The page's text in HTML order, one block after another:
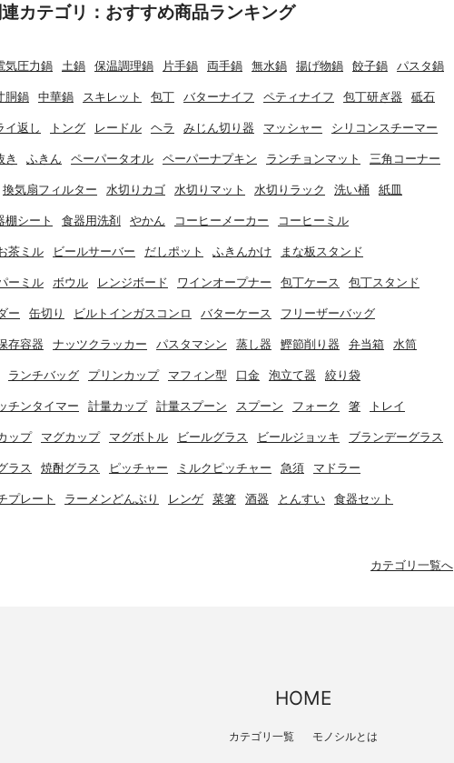
カテゴリ：おすすめ商品ランキング
気圧力鍋 土鍋 保温調理鍋 片手鍋 両手鍋 無水鍋 揚げ物鍋 餃子鍋 パスタ鍋
胴鍋 中華鍋 スキレット 包丁 バターナイフ ペティナイフ 包丁研ぎ器 砥石
イ返し トング レードル ヘラ みじん切り器 マッシャー シリコンスチーマー
き ふきん ペーパータオル ペーパーナプキン ランチョンマット 三角コーナー
換気扇フィルター 水切りカゴ 水切りマット 水切りラック 洗い桶 紙皿
棚シート 食器用洗剤 やかん コーヒーメーカー コーヒーミル
茶ミル ビールサーバー だしポット ふきんかけ まな板スタンド
ーミル ボウル レンジボード ワインオープナー 包丁ケース 包丁スタンド
ー 缶切り ビルトインガスコンロ バターケース フリーザーバッグ
存容器 ナッツクラッカー パスタマシン 蒸し器 鰹節削り器 弁当箱 水筒
ランチバッグ プリンカップ マフィン型 口金 泡立て器 絞り袋
チンタイマー 計量カップ 計量スプーン スプーン フォーク 箸 トレイ
ップ マグカップ マグボトル ビールグラス ビールジョッキ ブランデーグラス
ラス 焼酎グラス ピッチャー ミルクピッチャー 急須 マドラー
プレート ラーメンどんぶり レンゲ 菜箸 酒器 とんすい 食器セット
カテゴリ一覧へ
HOME
カテゴリ一覧 モノシルとは